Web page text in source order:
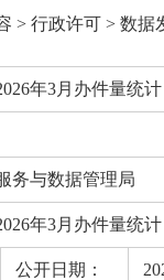
> 行政许可 > 数据
年3月办件量统计
务与数据管理局
年3月办件量统计
公开日期：